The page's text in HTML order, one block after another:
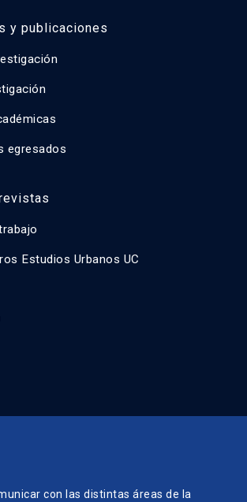
y publicaciones
egresados
Estudios Urbanos UC
con las distintas áreas de la